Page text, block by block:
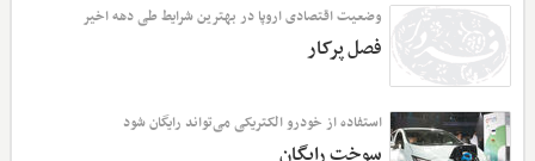
وضعیت اقتصادی اروپا در بهترین شرایط طی دهه اخیر
فصل پرکار
استفاده از خودرو الکتریکی می‌تواند رایگان شود